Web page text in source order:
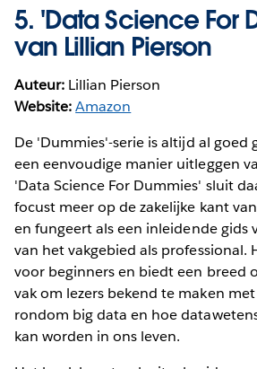
5. 'Data Science For
van Lillian Pierson
Auteur: Lillian Pierson
Website:Amazon
De 'Dummies'-serie is altijd al goed
een eenvoudige manier uitleggen
'Data Science For Dummies' sluit
focust meer op de zakelijke kant
en fungeert als een inleidende gids
van het vakgebied als professional.
voor beginners en biedt een breed
vak om lezers bekend te maken
rondom big data en hoe
kan worden in ons leven.